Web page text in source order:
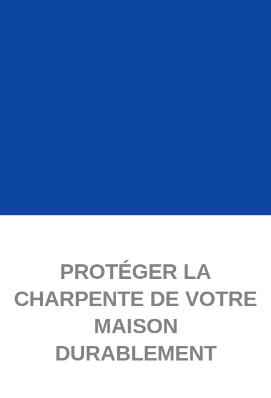
PROTÉGER LA
CHARPENTE DE VOTRE
MAISON
DURABLEMENT